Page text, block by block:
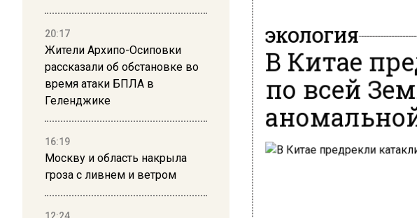
20:17
Жители Архипо-Осиповки
рассказали об обстановке во
время атаки БПЛА в
Геленджике
16:19
Москву и область накрыла
гроза с ливнем и ветром
ЭКОЛОГИЯ
В Китае
по всей